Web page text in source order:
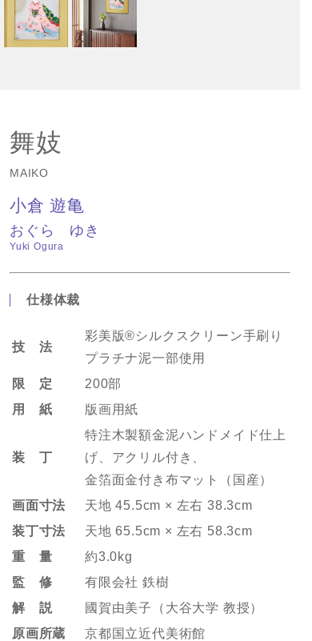
舞妓
MAIKO
小倉 遊亀
おぐら ゆき
Yuki Ogura
仕様体裁
技 法
彩美版®シルクスクリーン手刷り
プラチナ泥一部使用
限 定
200部
用 紙
版画用紙
装 丁
特注木製額金泥ハンドメイド仕上
げ、アクリル付き、
金箔面金付き布マット（国産）
画面寸法
天地 45.5cm × 左右 38.3cm
装丁寸法
天地 65.5cm × 左右 58.3cm
重 量
約3.0kg
監 修
有限会社 鉄樹
解 説
國賀由美子（大谷大学 教授）
原画所蔵
京都国立近代美術館